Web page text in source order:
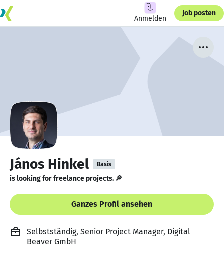
Anmelden
Job posten
János Hinkel Basis
is looking for freelance projects. 🔎
Ganzes Profil ansehen
Selbstständig, Senior Project Manager, Digital
Beaver GmbH